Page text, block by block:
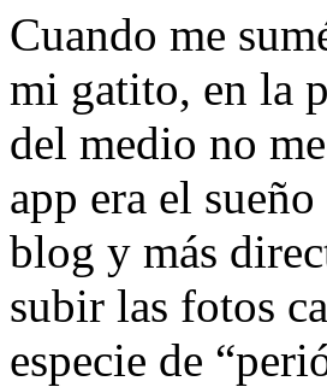
Cuando me
mi gatito, en la
del medio no
app era el
blog y más
subir las fotos
especie de